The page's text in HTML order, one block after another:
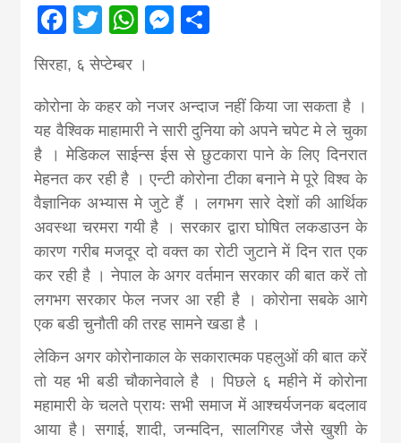
from
news,
khabar
Facebook
TwitterWhatsApp
Messenger
सिरहा, ६ सेप्टेम्बर ।
कोरोना के कहर को नजर अन्दाज नहीं किया जा सकता है ।
यह वैश्विक माहामारी ने सारी दुनिया को अपने चपेट मे ले चुका
है । मेडिकल साईन्स ईस से छुटकारा पाने के लिए दिनरात
मेहनत कर रही है । एन्टी कोरोना टीका बनाने मे पूरे विश्व के
वैज्ञानिक अभ्यास मे जुटे हैं । लगभग सारे देशों की आर्थिक
अवस्था चरमरा गयी है । सरकार द्वारा घोषित लकडाउन के
कारण गरीब मजदूर दो वक्त का रोटी जुटाने में दिन रात एक
कर रही है । नेपाल के अगर वर्तमान सरकार की बात करें तो
लगभग सरकार फेल नजर आ रही है । कोरोना सबके आगे
एक बडी चुनौती की तरह सामने खडा है ।
लेकिन अगर कोरोनाकाल के सकारात्मक पहलुओं की बात करें
तो यह भी बडी चौकानेवाले है । पिछले ६ महीने में कोरोना
महामारी के चलते प्रायः सभी समाज में आश्चर्यजनक बदलाव
आया है। सगाई, शादी, जन्मदिन, सालगिरह जैसे खुशी के